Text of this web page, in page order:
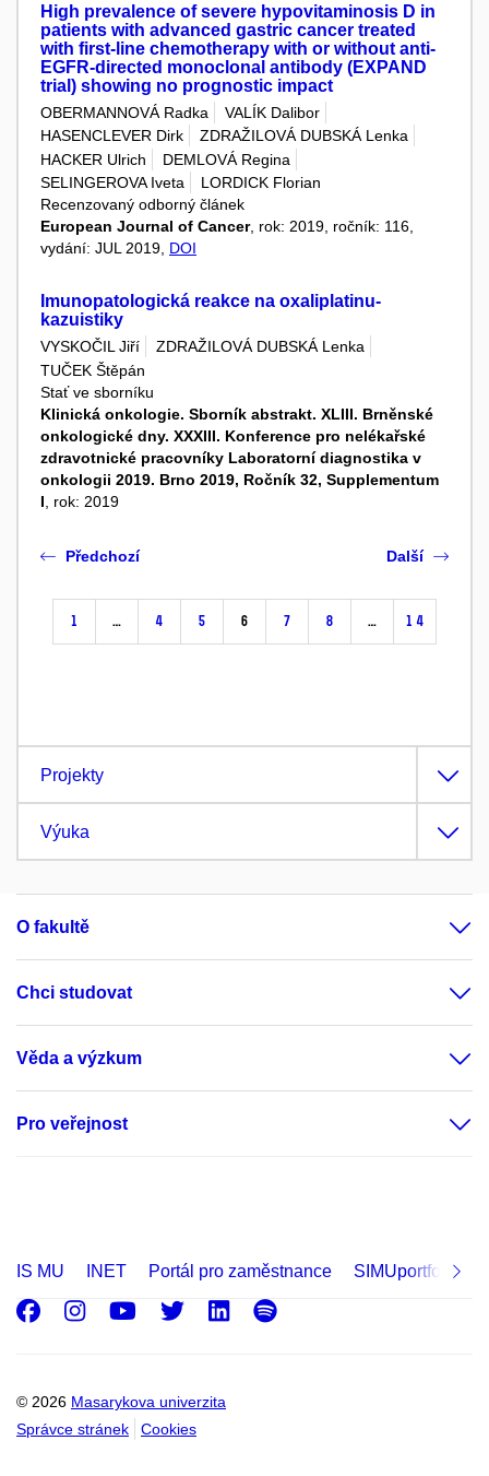
High prevalence of severe hypovitaminosis D in
patients with advanced gastric cancer treated
with first-line chemotherapy with or without anti-
EGFR-directed monoclonal antibody (EXPAND
trial) showing no prognostic impact
OBERMANNOVÁ Radka
VALÍK Dalibor
HASENCLEVER Dirk
ZDRAŽILOVÁ DUBSKÁ Lenka
HACKER Ulrich
DEMLOVÁ Regina
SELINGEROVA Iveta
LORDICK Florian
Recenzovaný odborný článek
European Journal of Cancer, rok: 2019, ročník: 116,
vydání: JUL 2019, DOI
Imunopatologická reakce na oxaliplatinu-
kazuistiky
VYSKOČIL Jiří
ZDRAŽILOVÁ DUBSKÁ Lenka
TUČEK Štěpán
Stať ve sborníku
Klinická onkologie. Sborník abstrakt. XLIII. Brněnské
onkologické dny. XXXIII. Konference pro nelékařské
zdravotnické pracovníky Laboratorní diagnostika v
onkologii 2019. Brno 2019, Ročník 32, Supplementum
I , rok: 2019
Předchozí
1 … 4 5 6 7 8 … 14
Další
Projekty
Výuka
O fakultě
Chci studovat
Věda a výzkum
Pro veřejnost
IS MU INET Portál pro zaměstnance SIMUportfolio
© 2026 Masarykova univerzita
Správce stránek
Cookies
Facebook
Instagram
Youtube
Twitter
LinkedIn
Spotify